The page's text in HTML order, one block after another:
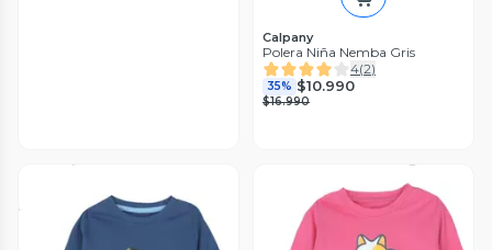
Calpany
Polera Niña Nemba Gris
4(2)
35% $10.990
$16.990